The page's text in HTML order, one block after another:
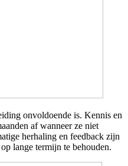
onvoldoende is. Kennis en
af wanneer ze niet
herhaling en feedback zijn
lange termijn te behouden.